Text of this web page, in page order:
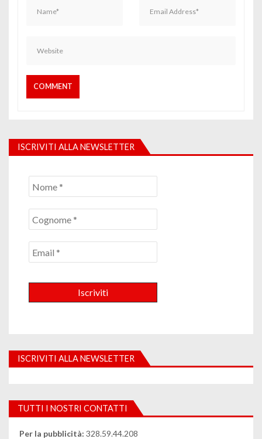
ISCRIVITI ALLA NEWSLETTER
ISCRIVITI ALLA NEWSLETTER
TUTTI I NOSTRI CONTATTI
Per la pubblicità: 328.59.44.208